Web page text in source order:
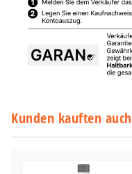
Kunden kauften auch